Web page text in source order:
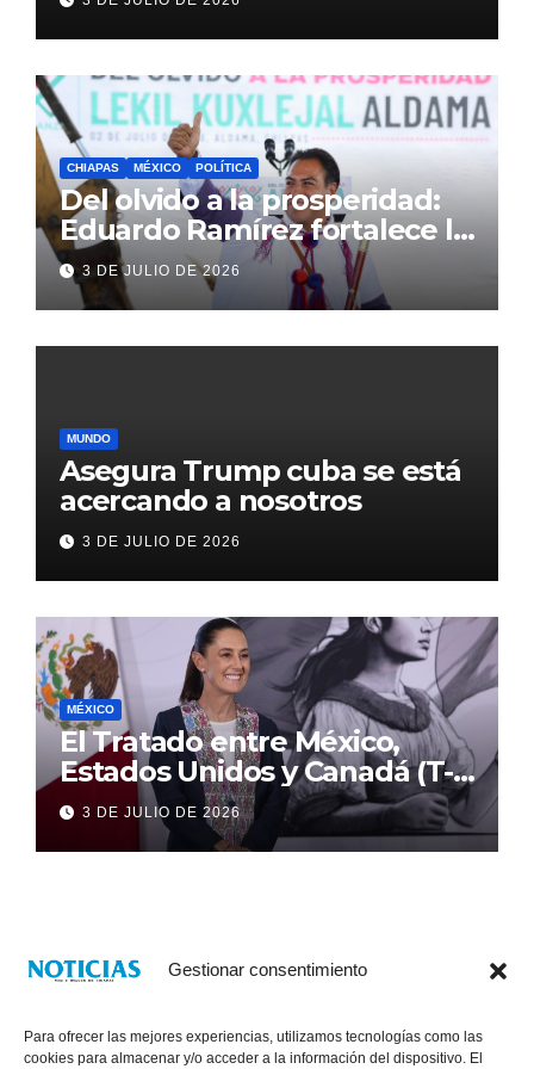
Gestionar consentimiento
Para ofrecer las mejores experiencias, utilizamos tecnologías como las
cookies para almacenar y/o acceder a la información del dispositivo. El
Inglaterra en el Mundial 2026
CHIAPAS MÉXICO POLÍTICA
Del olvido a la prosperidad:
Eduardo Ramírez fortalece la
transformación de Aldama
con inversión histórica
3 DE JULIO DE 2026
MUNDO
Asegura Trump cuba se está
acercando a nosotros
3 DE JULIO DE 2026
MÉXICO
El Tratado entre México,
Estados Unidos y Canadá (T-
MEC) se mantiene hasta el
2036: Presidenta Claudia
Sheinbaum
3 DE JULIO DE 2026